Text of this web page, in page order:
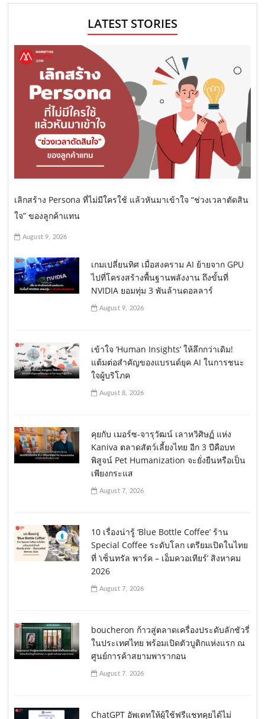
LATEST STORIES
เลิกสร้าง Persona ที่ไม่มีใครใช้ แล้วหันมาเข้าใจ “ช่วงเวลาตัดสิน
ใจ” ของลูกค้าแทน
August 9, 2026
เกมเปลี่ยนทิศ เมื่อสงคราม AI ย้ายจาก GPU
ไปที่โครงสร้างพื้นฐานพลังงาน ถึงขั้นที่
NVIDIA ยอมทุ่ม 3 พันล้านดอลลาร์
August 9, 2026
เข้าใจ ‘Human Insights’ ให้ลึกกว่าเดิม!
แต้มต่อสำคัญของแบรนด์ยุค AI ในการชนะ
ใจผู้บริโภค
August 8, 2026
คุยกับ เมอร์ซ-จารุวัฒน์ เลาหวิศิษฏ์ แห่ง
Kaniva ตลาดสัตว์เลี้ยงไทย อีก 3 ปีคือบท
พิสูจน์ Pet Humanization จะยั่งยืนหรือเป็น
เพียงกระแส
August 7, 2026
10 เรื่องน่ารู้ ‘Blue Bottle Coffee’ ร้าน
Special Coffee ระดับโลก เตรียมเปิดในไทย
ที่ ‘เซ็นทรัล พาร์ค – เอ็มควอเทียร์’ สิงหาคม
2026
August 7, 2026
boucheron ก้าวสู่ตลาดเครื่องประดับลักชัวรี่
ในประเทศไทย พร้อมเปิดตัวบูติกแห่งแรก ณ
ศูนย์การค้าสยามพารากอน
August 7, 2026
ChatGPT อัพเดทให้ผู้ใช้ฟรีแชทคุยได้ไม่